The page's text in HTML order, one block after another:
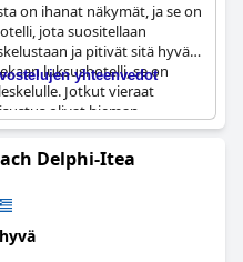
on ihanat näkymät, ja se on
jota suositellaan
ja pitivät sitä hyvänä
luksushotelli, se on
Jotkut vieraat
olivat hieman
kaiken kaikkiaan se on
oleskeluun. Sijaitsee
niille, jotka
yhteenvedot
Delphi-Itea